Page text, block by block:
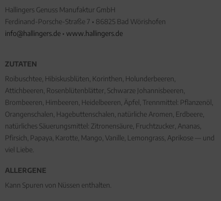
Hallingers Genuss Manufaktur GmbH
Ferdinand-Porsche-Straße 7 • 86825 Bad Wörishofen
info@hallingers.de • www.hallingers.de
ZUTATEN
Roibuschtee, Hibiskusblüten, Korinthen, Holunderbeeren,
Attichbeeren, Rosenblütenblätter, Schwarze Johannisbeeren,
Brombeeren, Himbeeren, Heidelbeeren, Äpfel, Trennmittel: Pflanzenöl,
Orangenschalen, Hagebuttenschalen, natürliche Aromen, Erdbeere,
natürliches Säuerungsmittel: Zitronensäure, Fruchtzucker, Ananas,
Pfirsich, Papaya, Karotte, Mango, Vanille, Lemongrass, Aprikose — und
viel Liebe.
ALLERGENE
Kann Spuren von Nüssen enthalten.